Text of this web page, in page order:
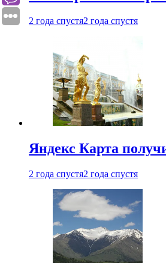
2 года спустя2 года спустя
Яндекс Карта
2 года спустя2 года спустя